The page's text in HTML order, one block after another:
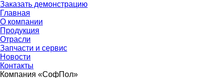
Заказать демонстрацию
Главная
О компании
Продукция
Отрасли
Запчасти и сервис
Новости
Контакты
Компания «СофПол»